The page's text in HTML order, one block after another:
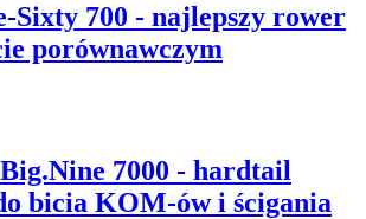
Sixty 700 - najlepszy rower
porównawczym
7000 - hardtail
bicia KOM-ów i ścigania